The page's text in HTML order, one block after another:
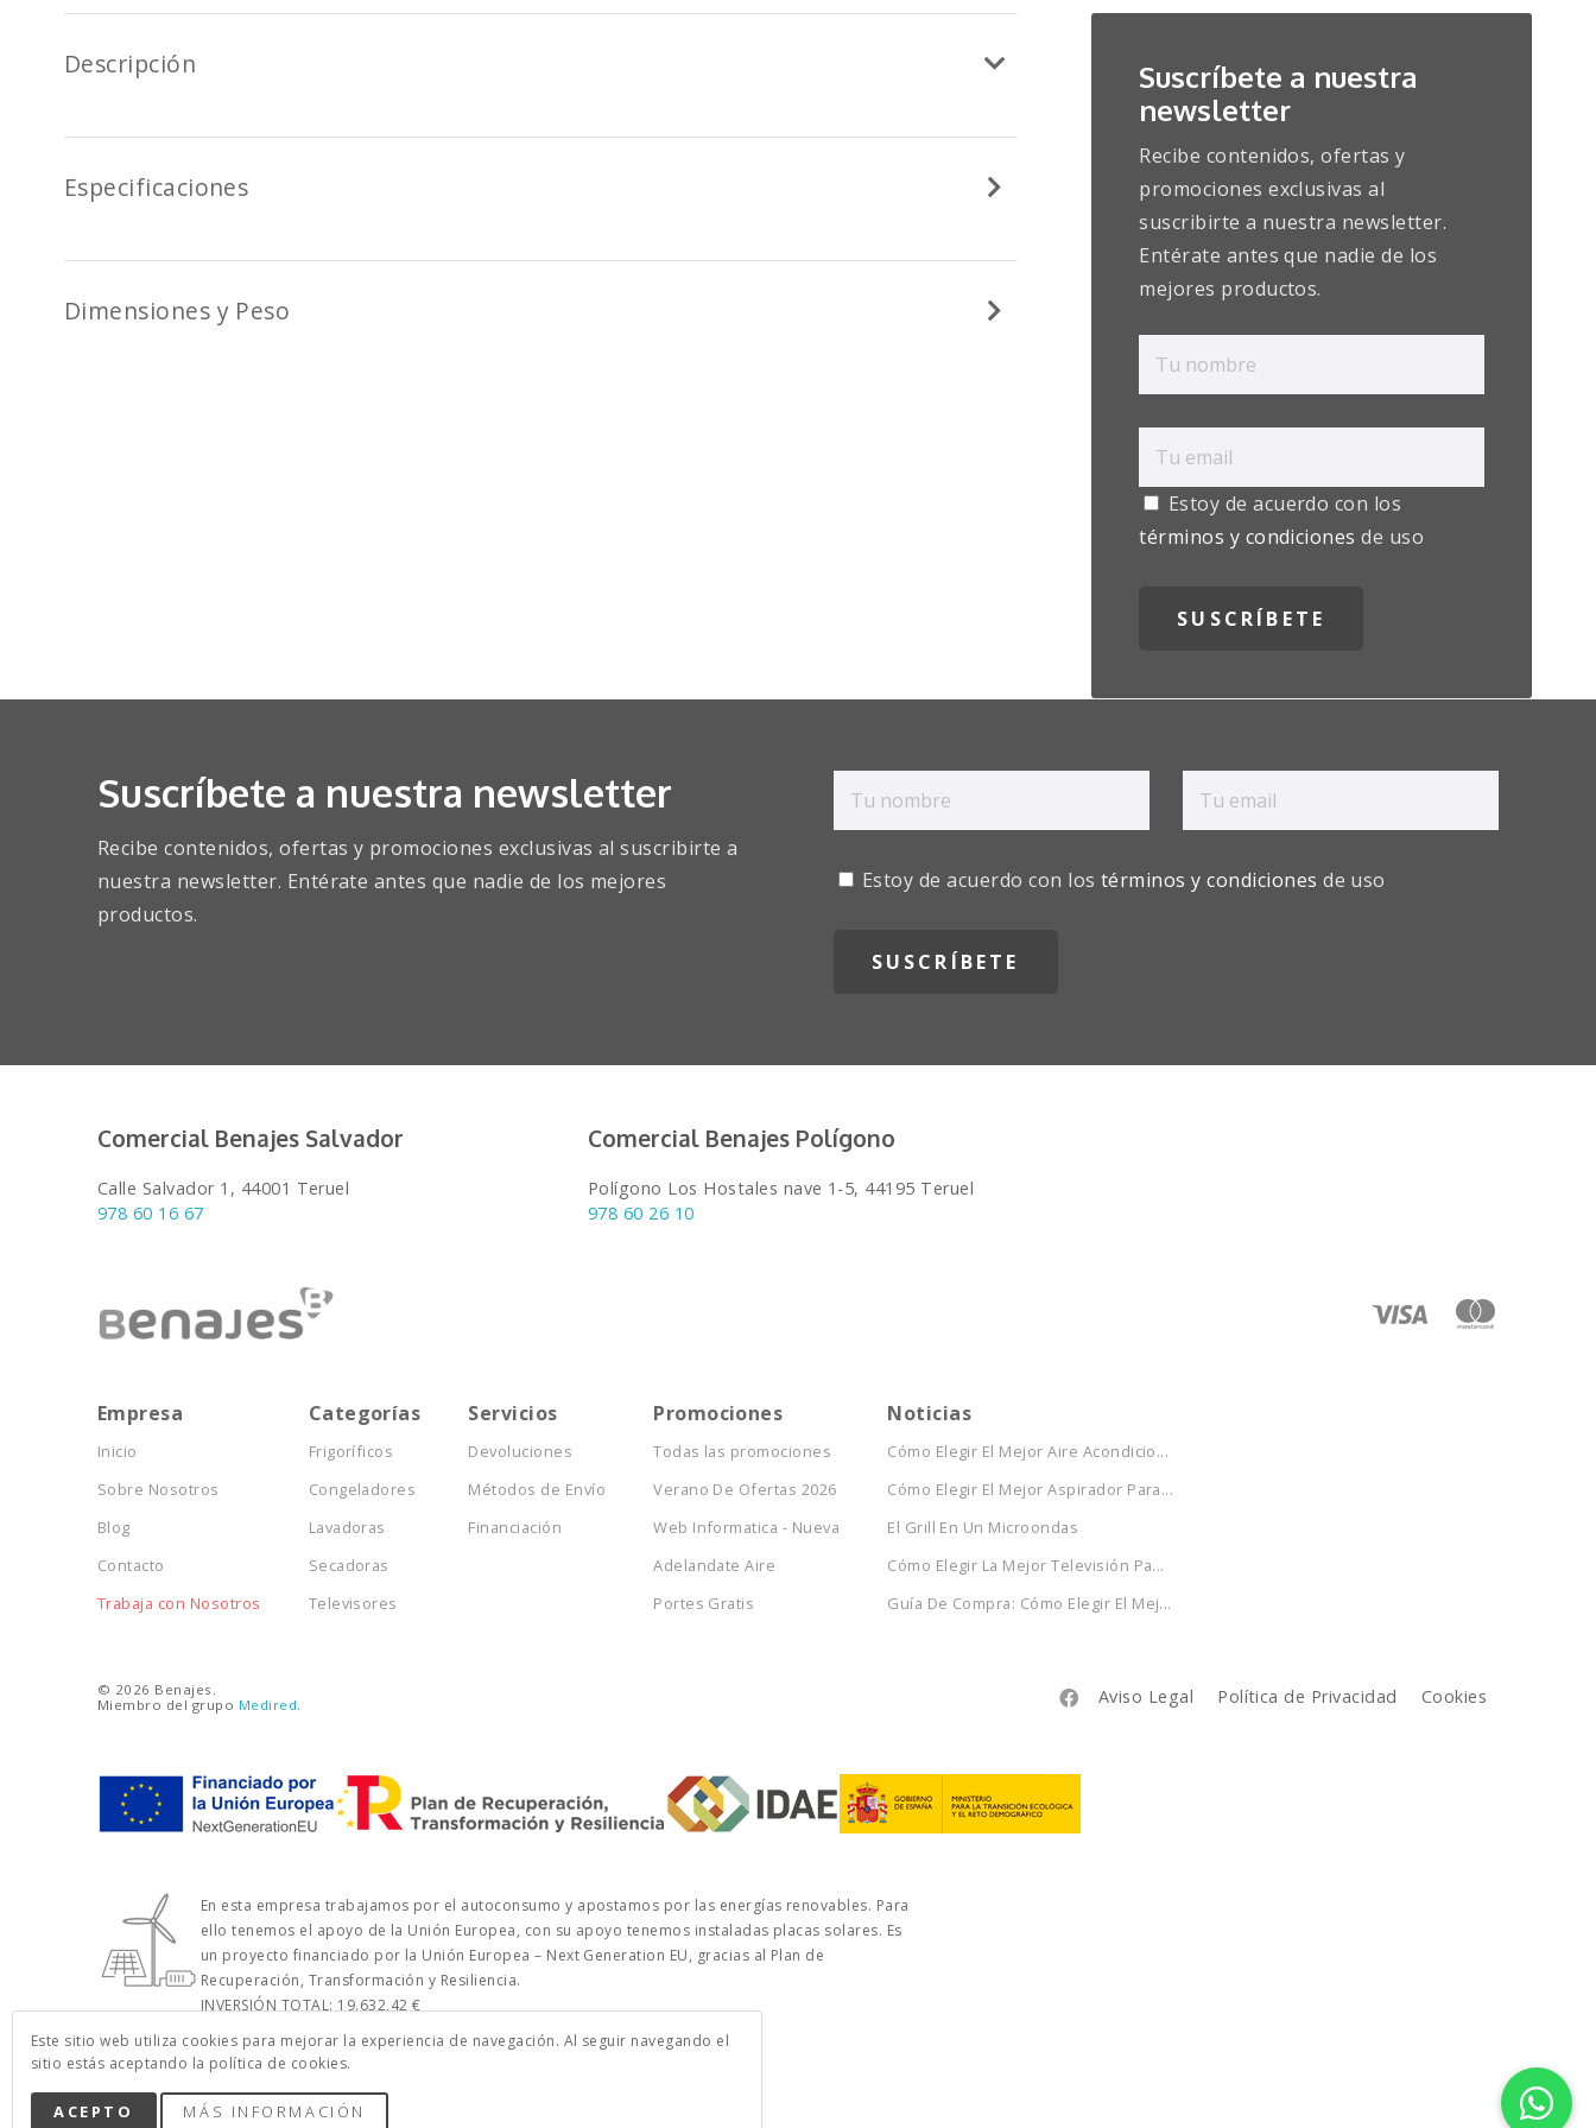
Descripción
Especificaciones
Dimensiones y Peso
Suscríbete a nuestra
newsletter
Recibe contenidos, ofertas y
promociones exclusivas al
suscribirte a nuestra newsletter.
Entérate antes que nadie de los
mejores productos.
Estoy de acuerdo con los
términos y condiciones de uso
Suscríbete a nuestra newsletter
Recibe contenidos, ofertas y promociones exclusivas al suscribirte a
nuestra newsletter. Entérate antes que nadie de los mejores
productos.
Estoy de acuerdo con los términos y condiciones de uso
Comercial Benajes Salvador
Calle Salvador 1, 44001 Teruel
978 60 16 67
Comercial Benajes Polígono
Polígono Los Hostales nave 1-5, 44195 Teruel
978 60 26 10
Empresa
Inicio
Sobre Nosotros
Blog
Contacto
Trabaja con Nosotros
Categorías
Frigoríficos
Congeladores
Lavadoras
Secadoras
Televisores
Servicios
Devoluciones
Métodos de Envío
Financiación
Promociones
Todas las promociones
Verano De Ofertas 2026
Web Informatica - Nueva
Adelandate Aire
Portes Gratis
Noticias
Cómo Elegir El Mejor Aire Acondicio...
Cómo Elegir El Mejor Aspirador Para...
El Grill En Un Microondas
Cómo Elegir La Mejor Televisión Pa...
Guía De Compra: Cómo Elegir El Mej...
Aviso Legal Política de Privacidad Cookies

© 2026 Benajes.
Miembro del grupo Medired
En esta empresa trabajamos por el autoconsumo y apostamos por las energías renovables. Para
ello tenemos el apoyo de la Unión Europea, con su apoyo tenemos instaladas placas solares. Es
un proyecto financiado por la Unión Europea – Next Generation EU, gracias al Plan de
Recuperación, Transformación y Resiliencia.
INVERSIÓN TOTAL: 19.632,42 €
IMPORTE DE LA AYUDA: 4.729,73 €
POTENCIA (KW): 14,85 KWP
Este sitio web utiliza cookies para mejorar la experiencia de navegación. Al seguir navegando el
sitio estás aceptando la política de cookies.
ACEPTO MÁS INFORMACIÓN